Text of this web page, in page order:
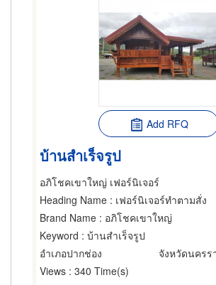
Add RFQ
บ้านสำเร็จรูป
อภิโชคเขาใหญ่ เฟอร์นิเจอร์
Heading Name : เฟอร์นิเจอร์ทำตามสั่ง
Brand Name : อภิโชคเขาใหญ่
Keyword : บ้านสำเร็จรูป
อำเภอปากช่อง
จังหวัดนครร
Views : 340 Time(s)